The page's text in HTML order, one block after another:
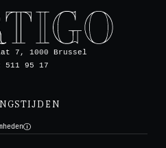
7, 1000 Brussel
511 95 17